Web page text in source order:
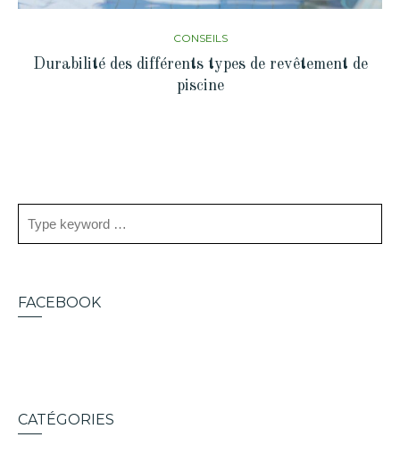
CONSEILS
Durabilité des différents types de revêtement de
piscine
FACEBOOK
CATÉGORIES